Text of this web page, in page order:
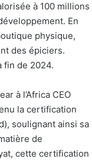
à 100 millions
En
physique,
des épiciers.
fin de 2024.
à l’Africa CEO
la certification
soulignant ainsi sa
de
cette certification